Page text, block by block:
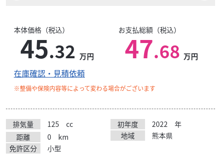
本体価格（税込）
45.32 万円
お支払総額（税込）
47.68 万円
在庫確認・見積依頼
※整備や保険内容等によって変わる場合がございます
排気量 125 cc 初年度 2022
年
距離
0 km 地域
熊本県
免許区分
小型